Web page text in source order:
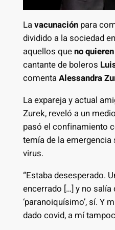
Lavacunaciónpara
dividido a la sociedad
aquellos queno quieren
cantante de boleros
comentaAlessandra
La expareja y actual
Zurek, reveló a un
pasó el confinamiento
temía de la
virus.
“Estaba desesperado.
encerrado […] y no salía
‘paranoiquísimo’, sí. Y
dado covid, a mí